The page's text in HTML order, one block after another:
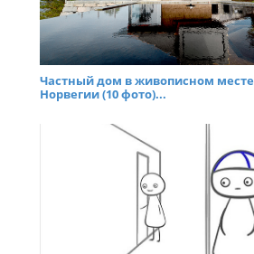
Частный дом в живописном месте
Норвегии (10 фото)...